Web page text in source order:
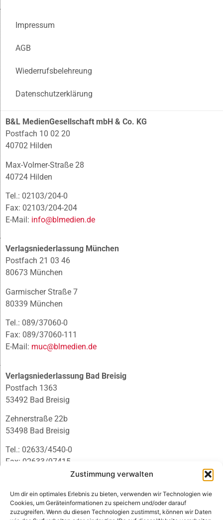
Zustimmung verwalten
Um dir ein optimales Erlebnis zu bieten, verwenden wir Technologien wie
Cookies, um Geräteinformationen zu speichern und/oder darauf
zuzugreifen. Wenn du diesen Technologien zustimmst, können wir Daten
Impressum
AGB
Wiederrufsbelehreung
Datenschutzerklärung
B&L MedienGesellschaft mbH & Co. KG
Postfach 10 02 20
40702 Hilden
Max-Volmer-Straße 28
40724 Hilden
Tel.: 02103/204-0
Fax: 02103/204-204
E-Mail: info@blmedien.de
Verlagsniederlassung München
Postfach 21 03 46
80673 München
Garmischer Straße 7
80339 München
Tel.: 089/37060-0
Fax: 089/37060-111
E-Mail: muc@blmedien.de
Verlagsniederlassung Bad Breisig
Postfach 1363
53492 Bad Breisig
Zehnerstraße 22b
53498 Bad Breisig
Tel.: 02633/4540-0
Fax: 02633/97415
infobb@blmedien.de